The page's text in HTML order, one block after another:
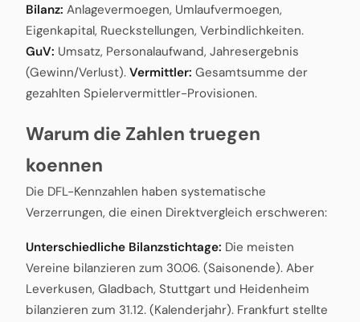
Bilanz: Anlagevermoegen, Umlaufvermoegen,
Eigenkapital, Rueckstellungen, Verbindlichkeiten.
GuV: Umsatz, Personalaufwand, Jahresergebnis
(Gewinn/Verlust). Vermittler: Gesamtsumme der
gezahlten Spielervermittler-Provisionen.
Warum die Zahlen truegen
koennen
Die DFL-Kennzahlen haben systematische
Verzerrungen, die einen Direktvergleich erschweren:
Unterschiedliche Bilanzstichtage: Die meisten
Vereine bilanzieren zum 30.06. (Saisonende). Aber
Leverkusen, Gladbach, Stuttgart und Heidenheim
bilanzieren zum 31.12. (Kalenderjahr). Frankfurt stellte